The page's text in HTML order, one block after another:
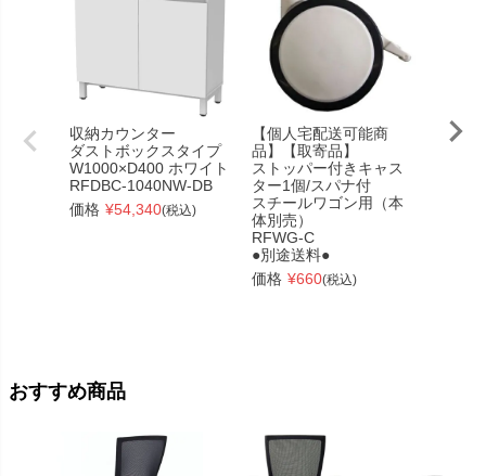
収納カウンター
ダストボックスタイプ
W1000×D400 ホワイト
RFDBC-1040NW-DB
価格 ¥54,340(税込)
【個人宅配送可能商
品】【取寄品】
ストッパー付きキャス
ター1個/スパナ付
スチールワゴン用（本
体別売）
RFWG-C
●別途送料●
価格 ¥660(税込)
【個
おすすめ商品